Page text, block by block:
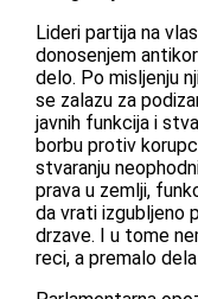
Lideri partija na
donosenjem
delo. Po misljenju
se zalazu za
javnih funkcija i
borbu protiv
stvaranju
prava u zemlji,
da vrati izgubljeno
drzave. I u tome
reci, a premalo